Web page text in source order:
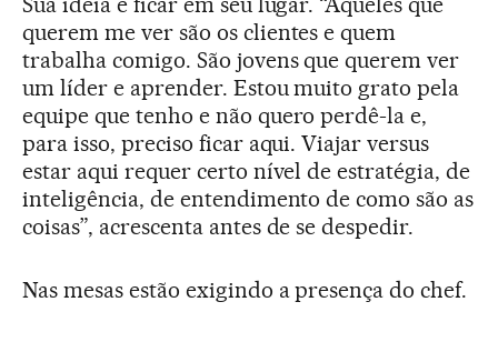
querem me ver são os clientes e quem
trabalha comigo. São jovens que querem ver
um líder e aprender. Estou muito grato pela
equipe que tenho e não quero perdê-la e,
para isso, preciso ficar aqui. Viajar versus
estar aqui requer certo nível de estratégia, de
inteligência, de entendimento de como são as
coisas”, acrescenta antes de se despedir.
Nas mesas estão exigindo a presença do chef.